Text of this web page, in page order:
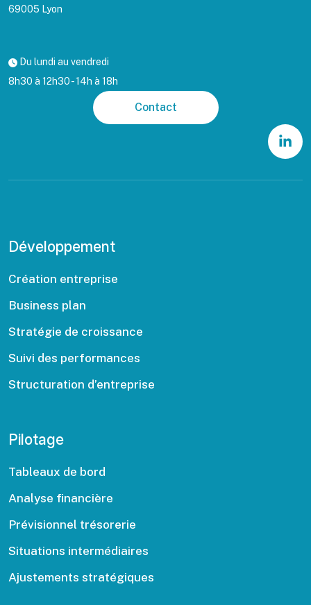
69005 Lyon
Du lundi au vendredi
8h30 à 12h30 - 14h à 18h
Contact
Développement
Création entreprise
Business plan
Stratégie de croissance
Suivi des performances
Structuration d’entreprise
Pilotage
Tableaux de bord
Analyse financière
Prévisionnel trésorerie
Situations intermédiaires
Ajustements stratégiques